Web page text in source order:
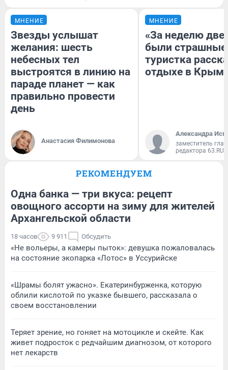
МНЕНИЕ
Звезды услышат
желания: шесть
небесных тел
выстроятся в линию на
параде планет — как
правильно провести
день
Анастасия Филимонова
МНЕНИЕ
«За неделю две
были
туристка
отдыхе в
Александра
заместитель
редактора 63.RU
РЕКОМЕНДУЕМ
Одна банка — три вкуса: рецепт
овощного ассорти на зиму для жителей
Архангельской области
18 часов 9 911 Обсудить
«Не вольеры, а камеры пыток»: девушка пожаловалась
на состояние экопарка «Лотос» в Уссурийске
«Шрамы болят ужасно». Екатеринбурженка, которую
облили кислотой по указке бывшего, рассказала о
своем восстановлении
Теряет зрение, но гоняет на мотоцикле и скейте. Как
живет подросток с редчайшим диагнозом, от которого
нет лекарств